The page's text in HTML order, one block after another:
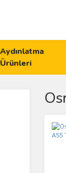
Aydınlatma
Ürünleri